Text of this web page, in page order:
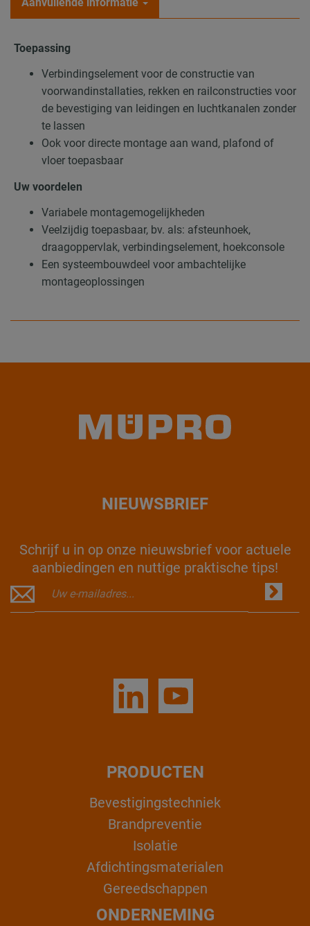
Toepassing
Verbindingselement voor de constructie van
voorwandinstallaties, rekken en railconstructies voor
de bevestiging van leidingen en luchtkanalen zonder
te lassen
Ook voor directe montage aan wand, plafond of
vloer toepasbaar
Uw voordelen
Variabele montagemogelijkheden
Veelzijdig toepasbaar, bv. als: afsteunhoek,
draagoppervlak, verbindingselement, hoekconsole
Een systeembouwdeel voor ambachtelijke
montageoplossingen
NIEUWSBRIEF
Schrijf u in op onze nieuwsbrief voor actuele
aanbiedingen en nuttige praktische tips!
PRODUCTEN
Bevestigingstechniek
Brandpreventie
Isolatie
Afdichtingsmaterialen
Gereedschappen
ONDERNEMING